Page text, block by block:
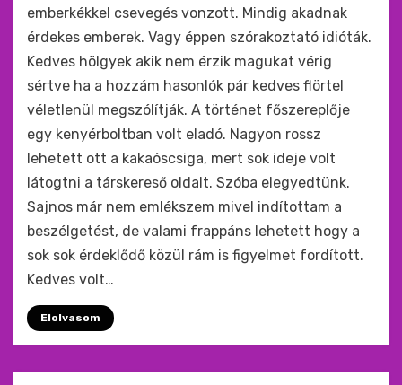
emberkékkel csevegés vonzott. Mindig akadnak
érdekes emberek. Vagy éppen szórakoztató idióták.
Kedves hölgyek akik nem érzik magukat vérig
sértve ha a hozzám hasonlók pár kedves flörtel
véletlenül megszólítják. A történet főszereplője
egy kenyérboltban volt eladó. Nagyon rossz
lehetett ott a kakaóscsiga, mert sok ideje volt
látogtni a társkereső oldalt. Szóba elegyedtünk.
Sajnos már nem emlékszem mivel indítottam a
beszélgetést, de valami frappáns lehetett hogy a
sok sok érdeklődő közül rám is figyelmet fordított.
Kedves volt…
Elolvasom